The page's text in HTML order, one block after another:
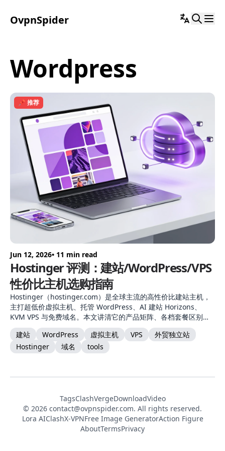
OvpnSpider
wordpress
📌 推荐
Jun 12, 2026• 11 min read
Hostinger 评测：建站/WordPress/VPS
性价比主机选购指南
Hostinger（hostinger.com）是全球主流的高性价比建站主机，
主打超低价虚拟主机、托管 WordPress、AI 建站 Horizons、
KVM VPS 与免费域名。本文讲清它的产品矩阵、各档套餐区别、
适用场景（外贸独立站/博客/电商）与选购建议。
建站 WordPress 虚拟主机 VPS
外贸独立站
Hostinger
域名 tools
TagsClashVergeDownloadVideo
© 2026 contact@ovpnspider.com. All rights reserved.
Lora AIClashX-VPNFree Image GeneratorAction Figure
AboutTermsPrivacy